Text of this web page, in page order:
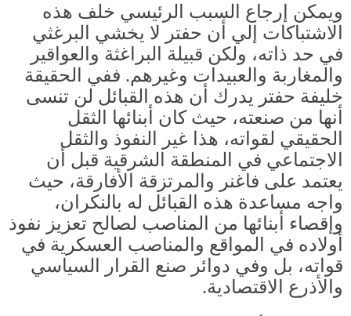
ويمكن إرجاع السبب الرئيسي خلف هذه
الاشتباكات إلي أن حفتر لا يخشي البرغثي
في حد ذاته، ولكن قبيلة البراغثة والعواقير
والمغاربة والعبيدات وغيرهم. ففي الحقيقة
خليفة حفتر يدرك أن هذه القبائل لن تنسى
أنها من صنعته، حيث كان أبنائها الثقل
الحقيقي لقواته، هذا غير النفوذ والثقل
الاجتماعي في المنطقة الشرقية قبل أن
يعتمد على فاغنر والمرتزقة الأفارقة، حيث
واجه مساعدة هذه القبائل له بالنكران،
وإقصاء أبنائها من المناصب لصالح تعزيز نفوذ
أولاده في المواقع والمناصب العسكرية في
قواته، بل وفي دوائر صنع القرار السياسي
والأذرع الاقتصادية.